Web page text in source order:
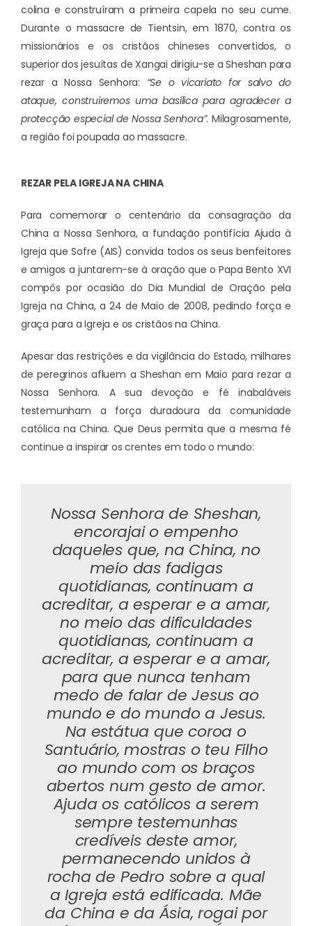
colina e construíram a primeira capela no seu cume.
Durante o massacre de Tientsin, em 1870, contra os
missionários e os cristãos chineses convertidos, o
superior dos jesuítas de Xangai dirigiu-se a Sheshan para
rezar a Nossa Senhora: “Se o vicariato for salvo do
ataque, construiremos uma basílica para agradecer a
protecção especial de Nossa Senhora”. Milagrosamente,
a região foi poupada ao massacre.
REZAR PELA IGREJA NA CHINA
Para comemorar o centenário da consagração da
China a Nossa Senhora, a fundação pontifícia Ajuda à
Igreja que Sofre (AIS) convida todos os seus benfeitores
e amigos a juntarem-se à oração que o Papa Bento XVI
compôs por ocasião do Dia Mundial de Oração pela
Igreja na China, a 24 de Maio de 2008, pedindo força e
graça para a Igreja e os cristãos na China.
Apesar das restrições e da vigilância do Estado, milhares
de peregrinos afluem a Sheshan em Maio para rezar a
Nossa Senhora. A sua devoção e fé inabaláveis
testemunham a força duradoura da comunidade
católica na China. Que Deus permita que a mesma fé
continue a inspirar os crentes em todo o mundo:
Nossa Senhora de Sheshan,
encorajai o empenho
daqueles que, na China, no
meio das fadigas
quotidianas, continuam a
acreditar, a esperar e a amar,
no meio das dificuldades
quotidianas, continuam a
acreditar, a esperar e a amar,
para que nunca tenham
medo de falar de Jesus ao
mundo e do mundo a Jesus.
Na estátua que coroa o
Santuário, mostras o teu Filho
ao mundo com os braços
abertos num gesto de amor.
Ajuda os católicos a serem
sempre testemunhas
credíveis deste amor,
permanecendo unidos à
rocha de Pedro sobre a qual
a Igreja está edificada. Mãe
da China e da Ásia, rogai por